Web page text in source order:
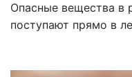
Опасные вещества в
поступают прямо в